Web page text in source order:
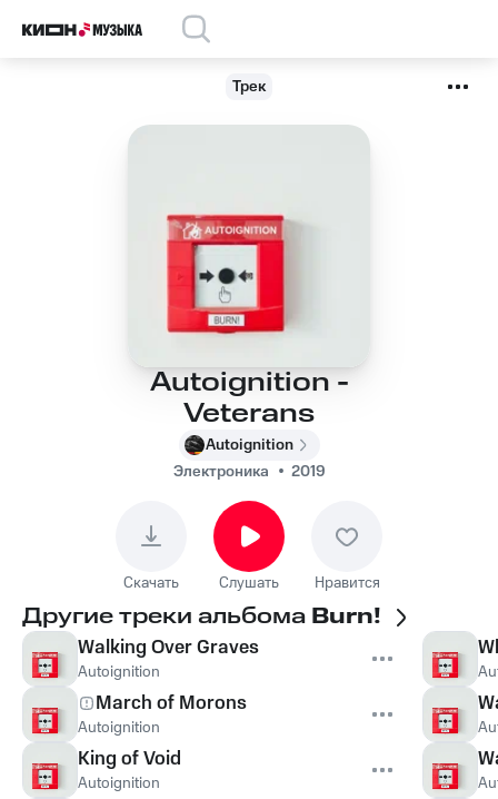
Трек
Autoignition -
Veterans
Autoignition
Электроника
2019
Скачать Слушать Нравится
Другие треки альбома Burn!
Walking Over Graves
Autoignition
March of Morons
Autoignition
King of Void
Autoignition